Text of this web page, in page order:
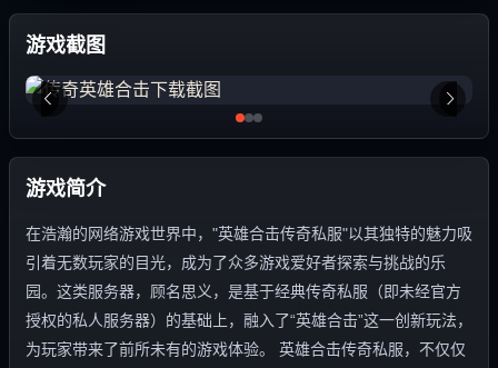
游戏截图
游戏简介
在浩瀚的网络游戏世界中，"英雄合击传奇私服"以其独特的魅力吸
引着无数玩家的目光，成为了众多游戏爱好者探索与挑战的乐
园。这类服务器，顾名思义，是基于经典传奇私服（即未经官方
授权的私人服务器）的基础上，融入了“英雄合击”这一创新玩法，
为玩家带来了前所未有的游戏体验。 英雄合击传奇私服，不仅仅